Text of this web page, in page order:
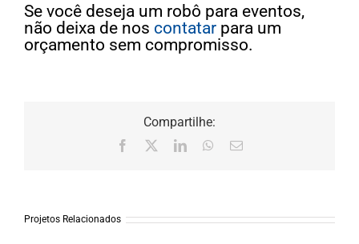
Se você deseja um robô para eventos,
não deixa de nos contatar para um
orçamento sem compromisso.
Compartilhe:
Facebook LinkedInWhatsApp
E-
Projetos Relacionados